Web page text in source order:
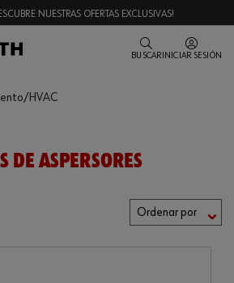
NUESTRAS OFERTAS EXCLUSIVAS!
BUSCAR INICIAR SESIÓN
HVAC
DE ASPERSORES